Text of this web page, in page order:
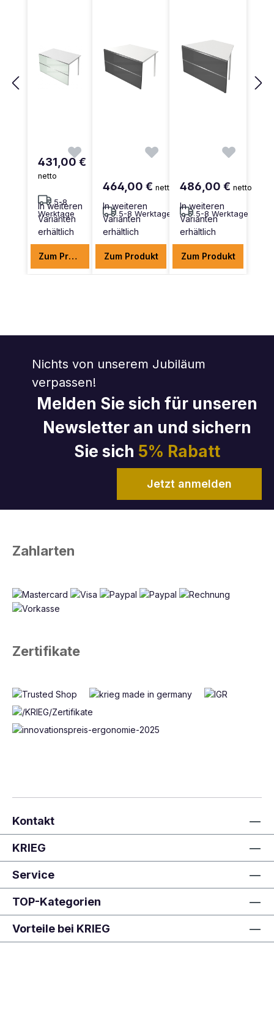
431,00 €
netto
5-8
Werktage
In weiteren
Varianten
erhältlich
Zum Produkt
464,00 €netto
5-8 Werktage
In weiteren
Varianten
erhältlich
Zum Produkt
486,00 €netto
5-8 Werktage
In weiteren
Varianten
erhältlich
Zum Produkt
Nichts von unserem Jubiläum
verpassen!
Melden Sie sich für unseren
Newsletter an und sichern
Sie sich 5% Rabatt
Jetzt anmelden
Zahlarten
Zertifikate
Kontakt
KRIEG
Service
TOP-Kategorien
Vorteile bei KRIEG